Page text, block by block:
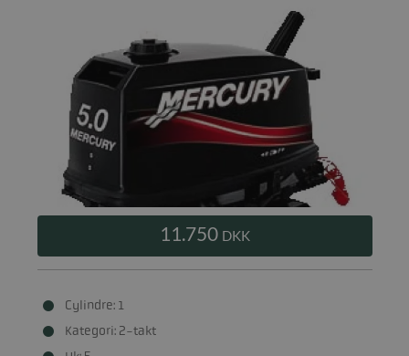
11.750 DKK
Cylindre: 1
Kategori: 2-takt